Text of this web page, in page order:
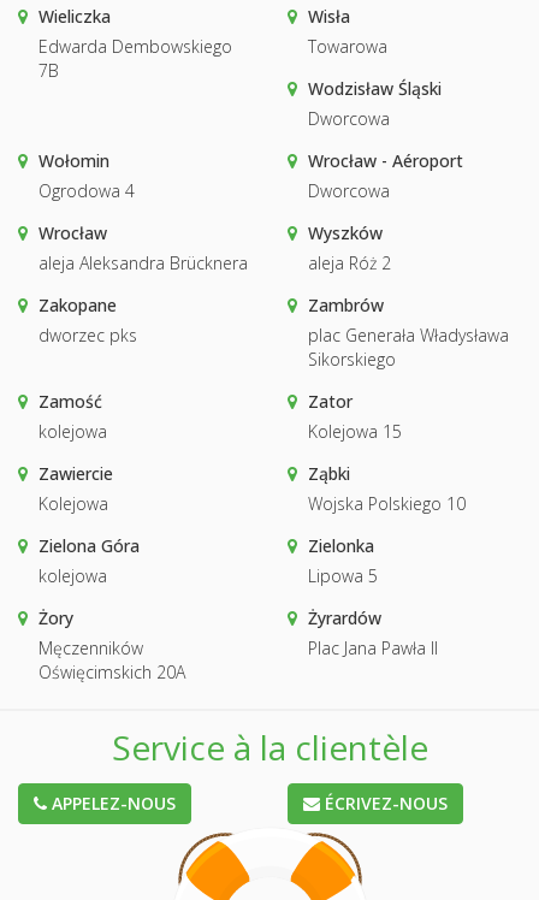
Wieliczka
Edwarda Dembowskiego
7B
Wisła
Towarowa
Wodzisław Śląski
Dworcowa
Wołomin
Ogrodowa 4
Wrocław - Aéroport
Dworcowa
Wrocław
aleja Aleksandra Brücknera
Wyszków
aleja Róż 2
Zakopane
dworzec pks
Zambrów
plac Generała Władysława
Sikorskiego
Zamość
kolejowa
Zator
Kolejowa 15
Zawiercie
Kolejowa
Ząbki
Wojska Polskiego 10
Zielona Góra
kolejowa
Zielonka
Lipowa 5
Żory
Męczenników
Oświęcimskich 20A
Żyrardów
Plac Jana Pawła II
Service à la clientèle
APPELEZ-NOUS ÉCRIVEZ-NOUS